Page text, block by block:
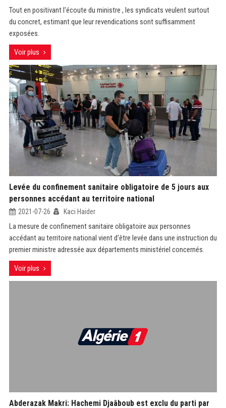
Tout en positivant l'écoute du ministre , les syndicats veulent surtout
du concret, estimant que leur revendications sont suffisamment
exposées.
Voir plus
Levée du confinement sanitaire obligatoire de 5 jours aux
personnes accédant au territoire national
2021-07-26 Kaci Haider
La mesure de confinement sanitaire obligatoire aux personnes
accédant au territoire national vient d'être levée dans une instruction du
premier ministre adressée aux départements ministériel concernés.
Voir plus
Abderazak Makri: Hachemi Djaâboub est exclu du parti par